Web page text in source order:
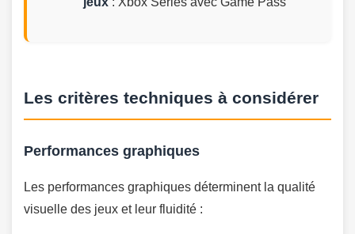
Les critères techniques à considérer
Performances graphiques
Les performances graphiques déterminent la qualité
visuelle des jeux et leur fluidité :